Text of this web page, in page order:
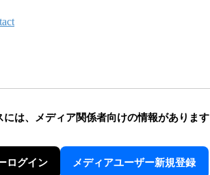
は、 メディア関係者向けの情報があります
ログイン メディアユーザー新規登録